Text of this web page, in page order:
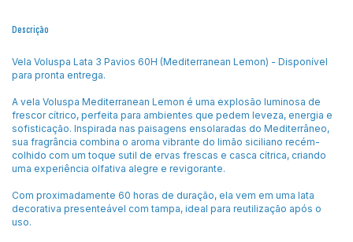
Descrição
Vela Voluspa Lata 3 Pavios 60H (Mediterranean Lemon) - Disponível
para pronta entrega.
A vela Voluspa Mediterranean Lemon é uma explosão luminosa de
frescor cítrico, perfeita para ambientes que pedem leveza, energia e
sofisticação. Inspirada nas paisagens ensolaradas do Mediterrâneo,
sua fragrância combina o aroma vibrante do limão siciliano recém-
colhido com um toque sutil de ervas frescas e casca cítrica, criando
uma experiência olfativa alegre e revigorante.
Com proximadamente 60 horas de duração, ela vem em uma lata
decorativa presenteável com tampa, ideal para reutilização após o
uso.